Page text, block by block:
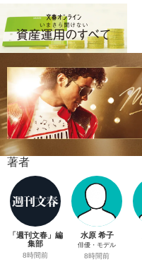
著者
「週刊文春」編
集部
8時間前
水原 希子
俳優・モデル
8時間前